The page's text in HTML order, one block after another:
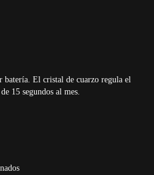
El cristal de cuarzo regula el
15 segundos al mes.